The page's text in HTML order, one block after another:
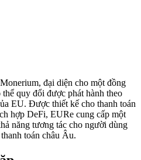
đại diện cho một đồng
quy đổi được phát hành theo
EU. Được thiết kế cho thanh toán
hợp DeFi, EURe cung cấp một
năng tương tác cho người dùng
toán châu Âu.